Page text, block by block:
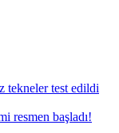
tekneler test edildi
resmen başladı!